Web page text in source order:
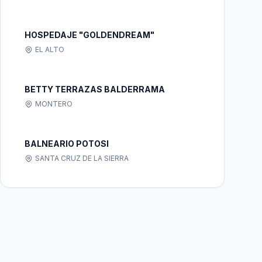
HOSPEDAJE "GOLDENDREAM"
EL ALTO
BETTY TERRAZAS BALDERRAMA
MONTERO
BALNEARIO POTOSI
SANTA CRUZ DE LA SIERRA